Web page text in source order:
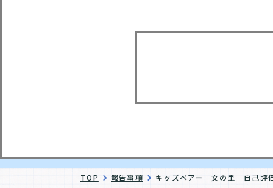
TOP 報告事項 キッズベアー 文の里 自己評